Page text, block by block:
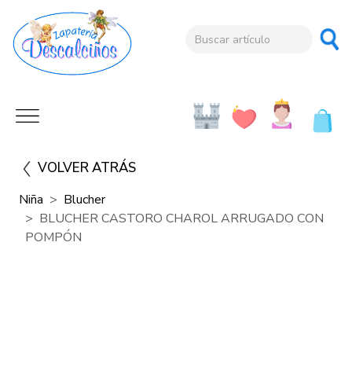
VOLVER ATRÁS
Niña
Blucher
BLUCHER CASTORO CHAROL ARRUGADO CON
POMPÓN